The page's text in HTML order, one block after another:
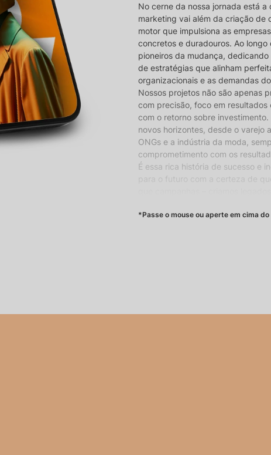
No cerne da nossa jornada está
marketing vai além da criação de
motor que impulsiona as
concretos e duradouros. Ao
pioneiros da mudança,
de estratégias que alinham
organizacionais e as demandas
Nossos projetos não são apenas
com precisão, foco em
com o retorno sobre
novos horizontes, desde o varejo
ONGs e a indústria da moda,
comprometimento com os
É essa rica história de sucesso e
para o futuro com a certeza de
*Passe o mouse ou aperte em cima